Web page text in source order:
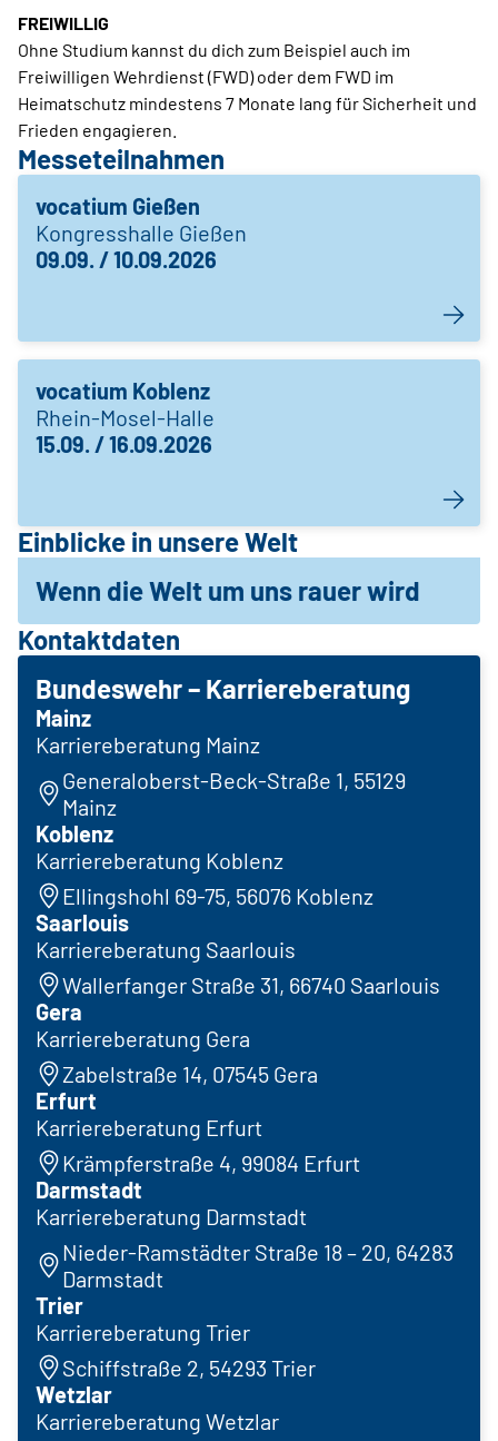
FREIWILLIG
Ohne Studium kannst du dich zum Beispiel auch im
Freiwilligen Wehrdienst (FWD) oder dem FWD im
Heimatschutz mindestens 7 Monate lang für Sicherheit und
Frieden engagieren.
Messeteilnahmen
vocatium Gießen
Kongresshalle Gießen
09.09. / 10.09.2026
vocatium Koblenz
Rhein-Mosel-Halle
15.09. / 16.09.2026
Einblicke in unsere Welt
Wenn die Welt um uns rauer wird
Kontaktdaten
Bundeswehr – Karriereberatung
Mainz
Karriereberatung Mainz
Generaloberst-Beck-Straße 1, 55129
Mainz
Koblenz
Karriereberatung Koblenz
Ellingshohl 69-75, 56076 Koblenz
Saarlouis
Karriereberatung Saarlouis
Wallerfanger Straße 31, 66740 Saarlouis
Gera
Karriereberatung Gera
Zabelstraße 14, 07545 Gera
Erfurt
Karriereberatung Erfurt
Krämpferstraße 4, 99084 Erfurt
Darmstadt
Karriereberatung Darmstadt
Nieder-Ramstädter Straße 18 – 20, 64283
Darmstadt
Trier
Karriereberatung Trier
Schiffstraße 2, 54293 Trier
Wetzlar
Karriereberatung Wetzlar